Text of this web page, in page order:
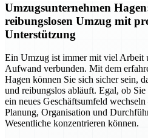
Umzugsunternehmen
reibungslosen Umzug mit
Unterstützung
Ein Umzug ist immer mit viel Arbeit
Aufwand verbunden. Mit dem
Hagen können Sie sich sicher sein,
und reibungslos abläuft. Egal, ob
ein neues Geschäftsumfeld
Planung, Organisation und
Wesentliche konzentrieren können.